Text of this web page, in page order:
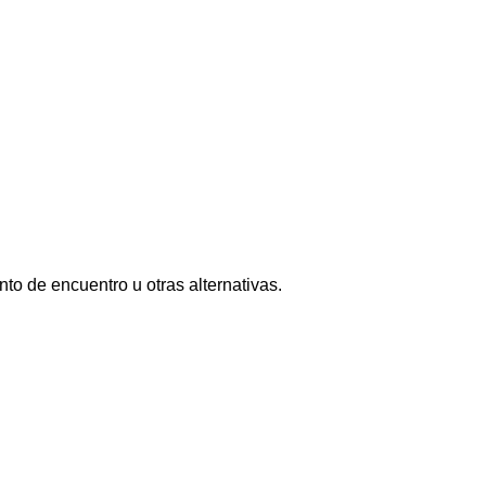
de encuentro u otras alternativas.